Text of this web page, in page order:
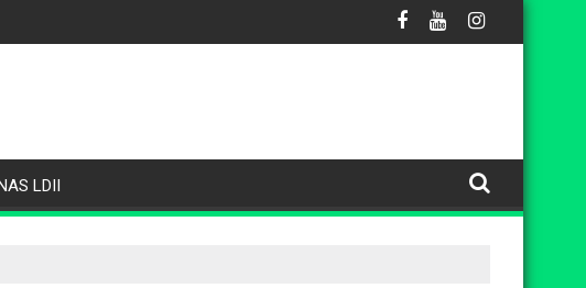
JANTAMA
Community Series 2 "Cool-Tech" Sukses Gelar Kursus Kilat Teknisi AC
Dukung Pembinaan Generasi Muda, Ketua DPD
LDII